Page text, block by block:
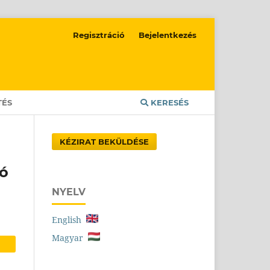
KERESÉS
Regisztráció Bejelentkezés
KÉZIRAT BEKÜLDÉSE
NYELV
English
Magyar